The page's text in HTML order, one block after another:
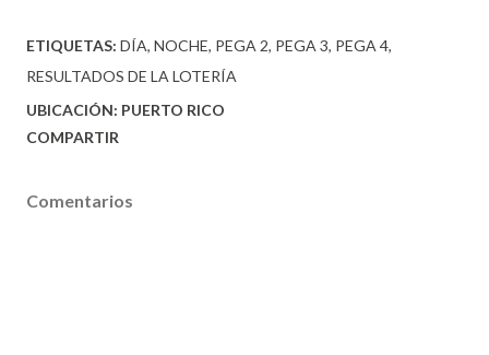
ETIQUETAS: DÍA NOCHE PEGA 2 PEGA 3 PEGA 4
RESULTADOS DE LA LOTERÍA
UBICACIÓN: PUERTO RICO
COMPARTIR
Comentarios